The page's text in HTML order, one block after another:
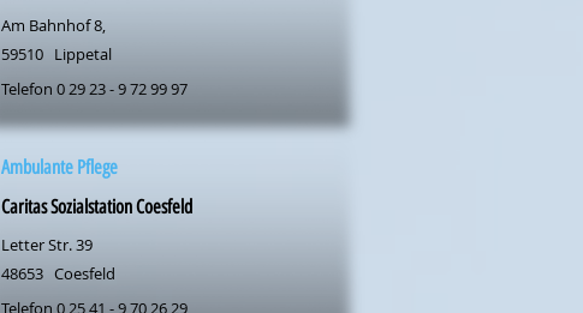
Am Bahnhof 8,
59510 Lippetal
Telefon 0 29 23 - 9 72 99 97
Ambulante Pflege
Caritas Sozialstation Coesfeld
Letter Str. 39
48653 Coesfeld
Telefon 0 25 41 - 9 70 26 29